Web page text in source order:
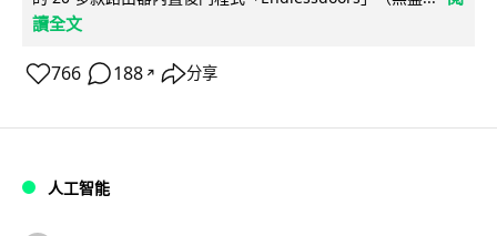
讀全文
766 188 ↗ 分享
人工智能